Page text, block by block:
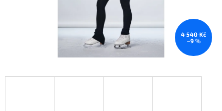
4 540 Kč
–9 %